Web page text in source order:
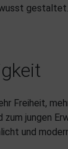
Freiheit,
jungen
und